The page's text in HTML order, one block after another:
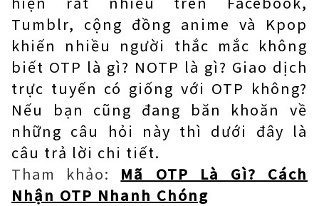
Tumblr, cộng đồng anime và Kpop
khiến nhiều người thắc mắc không
biết OTP là gì? NOTP là gì? Giao dịch
trực tuyến có giống với OTP không?
Nếu bạn cũng đang băn khoăn về
những câu hỏi này thì dưới đây là
câu trả lời chi tiết.
Tham khảo: Mã OTP Là Gì? Cách
Nhận OTP Nhanh Chóng